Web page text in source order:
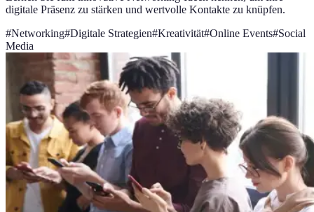
digitale Präsenz zu stärken und wertvolle Kontakte zu knüpfen.
#Networking#Digitale Strategien#Kreativität#Online Events#Social
Media